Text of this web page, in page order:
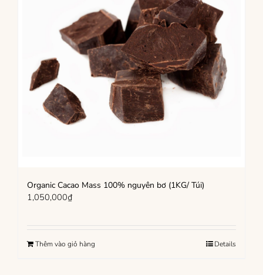
Organic Cacao Mass 100% nguyên bơ (1KG/ Túi)
1,050,000₫
Thêm vào giỏ hàng Details